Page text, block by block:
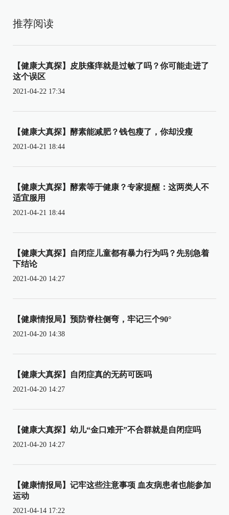
推荐阅读
【健康大真探】皮肤瘙痒就是过敏了吗？你可能走进了
这个误区
2021-04-22 17:34
【健康大真探】酵素能减肥？钱包瘦了，你却没瘦
2021-04-21 18:44
【健康大真探】酵素等于健康？专家提醒：这两类人不
适宜服用
2021-04-21 18:44
【健康大真探】自闭症儿童都有暴力行为吗？先别急着
下结论
2021-04-20 14:27
【健康情报局】预防脊柱侧弯，牢记三个90°
2021-04-20 14:38
【健康大真探】自闭症真的无药可医吗
2021-04-20 14:27
【健康大真探】幼儿“金口难开”不合群就是自闭症吗
2021-04-20 14:27
【健康情报局】记牢这些注意事项 血友病患者也能参加
运动
2021-04-14 17:22